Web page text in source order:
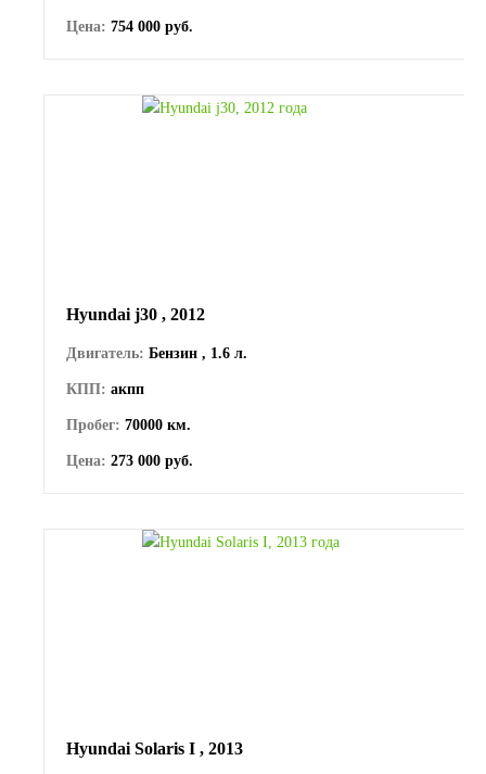
Цена: 754 000 руб.
Hyundai j30 , 2012
Двигатель: Бензин , 1.6 л.
КПП: акпп
Пробег: 70000 км.
Цена: 273 000 руб.
Hyundai Solaris I , 2013